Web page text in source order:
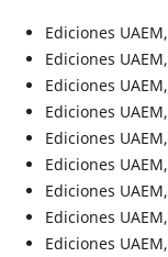
Ediciones UAEM,
Ediciones UAEM,
Ediciones UAEM,
Ediciones UAEM,
Ediciones UAEM,
Ediciones UAEM,
Ediciones UAEM,
Ediciones UAEM,
Ediciones UAEM,